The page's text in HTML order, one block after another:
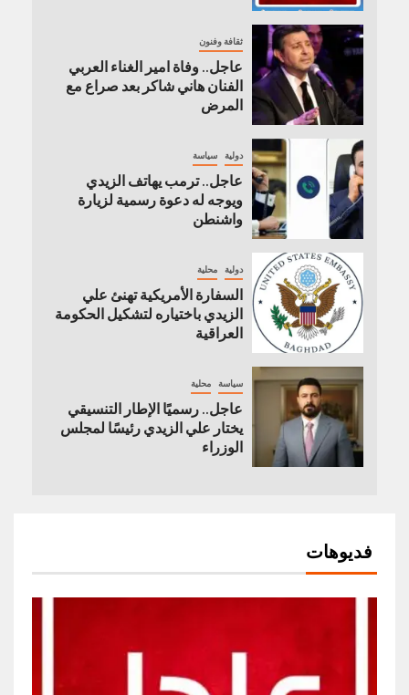
ثقافة وفنون
عاجل.. وفاة امير الغناء العربي
الفنان هاني شاكر بعد صراع مع
المرض
دولية سياسة
عاجل.. ترمب يهاتف الزيدي
ويوجه له دعوة رسمية لزيارة
واشنطن
دولية محلية
السفارة الأمريكية تهنئ علي
الزيدي باختياره لتشكيل الحكومة
العراقية
سياسة محلية
عاجل.. رسميًا الإطار التنسيقي
يختار علي الزيدي رئيسًا لمجلس
الوزراء
فديوهات